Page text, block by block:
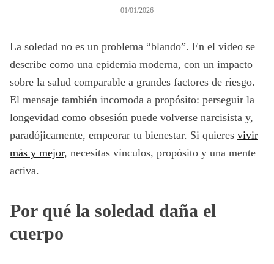
01/01/2026
La soledad no es un problema “blando”. En el video se
describe como una epidemia moderna, con un impacto
sobre la salud comparable a grandes factores de riesgo.
El mensaje también incomoda a propósito: perseguir la
longevidad como obsesión puede volverse narcisista y,
paradójicamente, empeorar tu bienestar. Si quieres vivir
más y mejor, necesitas vínculos, propósito y una mente
activa.
Por qué la soledad daña el
cuerpo